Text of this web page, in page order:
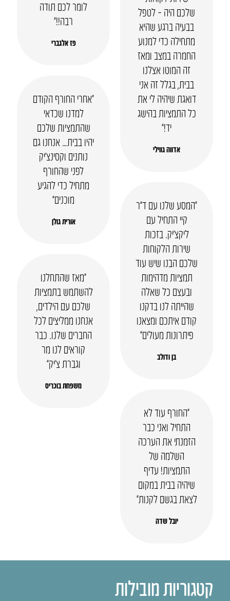
לומר לכם תודה
רבה!!”
פז אלגברי
שלכם היה – לטפל
בבעיה ברגע שהיא
מתחילה כדי למנוע
החמרה במצב ומאז
זה המוטו אצלנו
בבית, בגלל זה אני
דואגת שיהיה לי את
כל התמציות בהישג
יד!”
אדווה גווילי
“אחרי החורף הקודם
למדנו שכדאי
שהתמציות שלכם
יהיו בבית… אנחנו גם
נותנים וקסינצ’יק
לפני שהחורף
מתחיל כדי להגיע
מוכנים”
אורית גולן
“המסע שלנו עם ד”ר
קיי התחיל עם
ליקצ’יק. בזכות
שירות הלקוחות
שלכם הבנו שיש עוד
תמציות מדהימות
ובעצם כל שאלה
שהייתה לנו בדקנו
קודם איתכם ומצאנו
פיתרונות מעולים”
בן ודולב
“מאז שהתחלנו
להשתמש בתמציות
שלכם עם הילדים,
אנחנו ממליצים לכל
החברים שלנו. כבר
קוראים לנו מר
וגברת צ’יק”
משפחת בוכריס
“החורף עוד לא
התחיל ואני כבר
הזמנתי את הערכה
השלמה של
התמציות! עדיף
שיהיה בבית במקום
לצאת בגשם לקנות”
יובל שדה
קטגוריות מובילות